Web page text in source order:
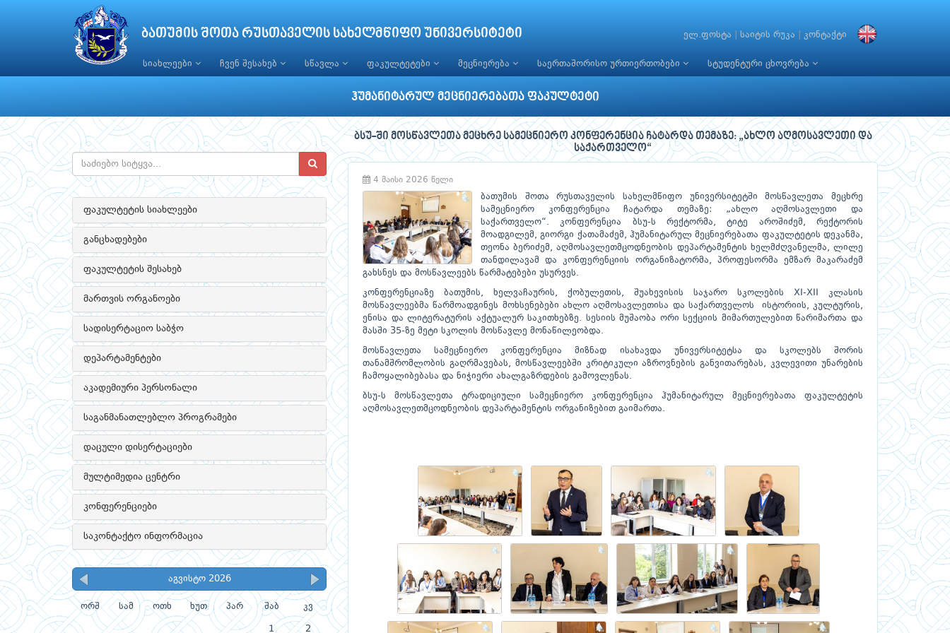
ბათუმის შოთა რუსთაველის სახელმწიფო უნივერსიტეტი ელ.ფოსტა საიტის რუკა კონტაქტი
სიახლეები ჩვენ შესახებ სწავლა ფაკულტეტები მეცნიერება საერთაშორისო ურთიერთობები სტუდენტური ცხოვრება
ჰუმანიტარულ მეცნიერებათა ფაკულტეტი
ფაკულტეტის სიახლეები
განცხადებები
ფაკულტეტის შესახებ
მართვის ორგანოები
სადისერტაციო საბჭო
დეპარტამენტები
აკადემიური პერსონალი
საგანმანათლებლო პროგრამები
დაცული დისერტაციები
მულტიმედია ცენტრი
კონფერენციები
საკონტაქტო ინფორმაცია
აგვისტო 2026
ორშ სამ ოთხ ხუთ პარ შაბ კვ
1 2
ბსუ-ში მოსწავლეთა მეცხრე სამეცნიერო კონფერენცია ჩატარდა თემაზე: „ახლო აღმოსავლეთი და
საქართველო“
4 მაისი 2026 წელი
ბათუმის შოთა რუსთაველის სახელმწიფო უნივერსიტეტში მოსწავლეთა მეცხრე
სამეცნიერო კონფერენცია ჩატარდა თემაზე: „ახლო აღმოსავლეთი და
საქართველო“. კონფერენცია ბსუ-ს რექტორმა, ტიტე აროშიძემ, რექტორის
მოადგილემ, გიორგი ქათამაძემ, ჰუმანიტარულ მეცნიერებათა ფაკულტეტის დეკანმა,
თეონა ბერიძემ, აღმოსავლე­თმცოდნეობის დეპარტამენტის ხელმძღვანელმა, ლილე
თანდილავამ და კონფერენციის ორგანიზატორმა, პროფესორმა ემზარ მაკარაძემ
გახსნეს და მოსწავლეებს წარმატებები უსურვეს.
კონფერენციაზე ბათუმის, ხელვაჩაურის, ქობულეთის, შუახევისის საჯარო სკოლების XI-XII კლასის
მოსწავლეებმა წარმოადგინეს მოხსენებები ახლო აღმოსავლეთისა და საქართველოს ისტორიის, კულტურის,
ენისა და ლიტერატურის აქტუალურ საკითხებზე. სესიის მუშაობა ორი სექციის მიმართულებით წარიმართა და
მასში 35-ზე მეტი სკოლის მოსწავლე მონაწილეობდა.
მოსწავლეთა სამეცნიერო კონფერენცია მიზნად ისახავდა უნივერსიტეტსა და სკოლებს შორის
თანამშრომლობის გაღრმავებას, მოსწავლეებში კრიტიკული აზროვნების განვითარებას, კვლევითი უნარების
ჩამოყალიბებასა და ნიჭიერი ახალგაზრდების გამოვლენას.
ბსუ-ს მოსწავლეთა ტრადიციული სამეცნიერო კონფერენცია ჰუმანიტარულ მეცნიერებათა ფაკულტეტის
აღმოსავლეთმცოდნეობის დეპარტამენტის ორგანიზებით გაიმართა.